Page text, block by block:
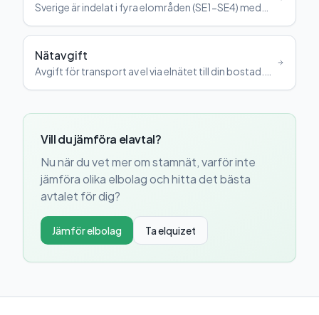
Sverige är indelat i fyra elområden (SE1-SE4) med
förbrukning.
Nätavgift
Avgift för transport av el via elnätet till din bostad.
Vill du jämföra elavtal?
Nu när du vet mer omstamnät, varför inte
jämföra olika elbolag och hitta det bästa
avtalet för dig?
Jämför elbolag Ta elquizet